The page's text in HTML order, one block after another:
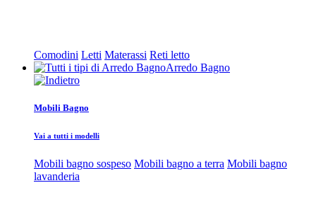
Comodini Letti Materassi Reti letto
Arredo Bagno
Mobili Bagno
Vai a tutti i modelli
Mobili bagno sospeso Mobili bagno a terra Mobili bagno
lavanderia